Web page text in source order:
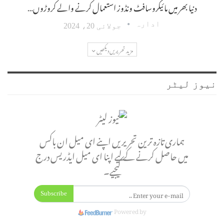
دنیا بھر میں مائیکروسافٹ ونڈوز استعمال کرنے والے کروڑوں…
ادارہ جولائی 20، 2024
مزید تحریریں دیکھیں
نیوز لیٹر
ہماری تازہ ترین تحریریں اپنے ای میل ان باکس
میں حاصل کرنے کے لیے اپنا ای میل ایڈریس درج
کیجیے۔
Subscribe
Powered by